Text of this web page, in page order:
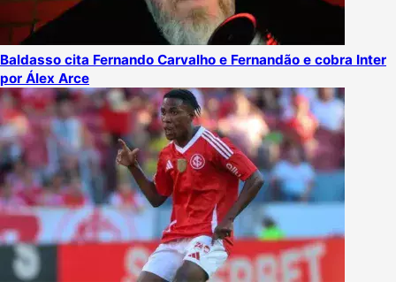
Baldasso cita Fernando Carvalho e Fernandão e cobra Inter
por Álex Arce